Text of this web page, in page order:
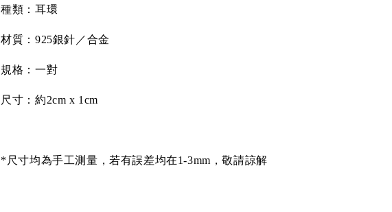
種類：耳環
材質： 925銀針／合金
規格：一對
尺寸：約2cm x 1cm
*尺寸均為手工測量，若有誤差均在1-3mm，敬請諒解